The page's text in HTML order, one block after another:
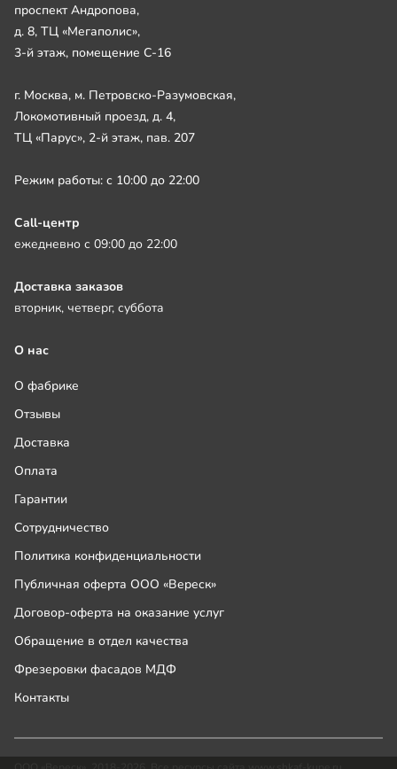
проспект Андропова,
д. 8, ТЦ «Мегаполис»,
3-й этаж, помещение С-16
г. Москва, м. Петровско-Разумовская,
Локомотивный проезд, д. 4,
ТЦ «Парус», 2-й этаж, пав. 207
Режим работы: с 10:00 до 22:00
Call-центр
ежедневно с 09:00 до 22:00
Доставка заказов
вторник, четверг, суббота
О нас
О фабрике
Отзывы
Доставка
Оплата
Гарантии
Сотрудничество
Политика конфиденциальности
Публичная оферта ООО «Вереск»
Договор-оферта на оказание услуг
Обращение в отдел качества
Фрезеровки фасадов МДФ
Контакты